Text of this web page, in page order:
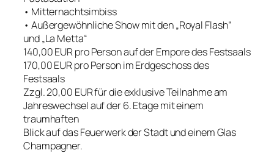
• Mitternachtsimbiss
• Außergewöhnliche Show mit den „Royal Flash“
und „La Metta“
140,00 EUR pro Person auf der Empore des Festsaals
170,00 EUR pro Person im Erdgeschoss des
Festsaals
Zzgl. 20,00 EUR für die exklusive Teilnahme am
Jahreswechsel auf der 6. Etage mit einem
traumhaften
Blick auf das Feuerwerk der Stadt und einem Glas
Champagner.